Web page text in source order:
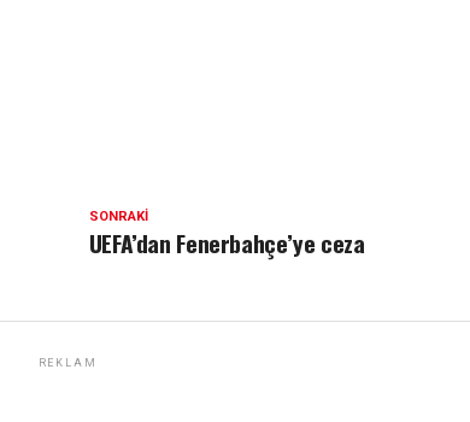
SONRAKI
UEFA’dan Fenerbahçe’ye ceza
REKLAM